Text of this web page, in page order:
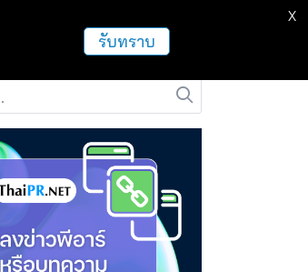
ฝากข่าวประชาสัมพันธ์
รับทราบ
X